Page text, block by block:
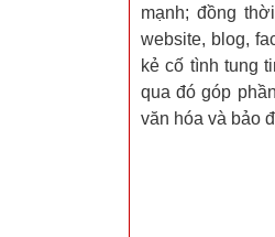
mạnh; đồng
website, blog,
kẻ cố tình tung
qua đó góp
văn hóa và bảo